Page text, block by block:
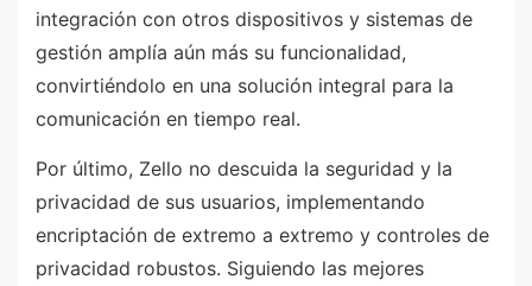
integración con otros dispositivos y sistemas de
gestión amplía aún más su funcionalidad,
convirtiéndolo en una solución integral para la
comunicación en tiempo real.
Por último, Zello no descuida la seguridad y la
privacidad de sus usuarios, implementando
encriptación de extremo a extremo y controles de
privacidad robustos. Siguiendo las mejores